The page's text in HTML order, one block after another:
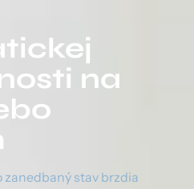
na
zanedbaný stav brzdia